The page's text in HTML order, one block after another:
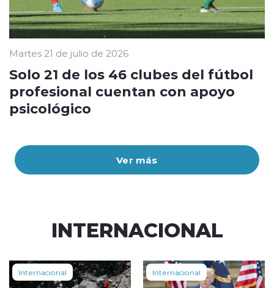
Ver más
Martes 21 de julio de 2026
Solo 21 de los 46 clubes del fútbol
profesional cuentan con apoyo
psicológico
INTERNACIONAL
Internacional Internacional